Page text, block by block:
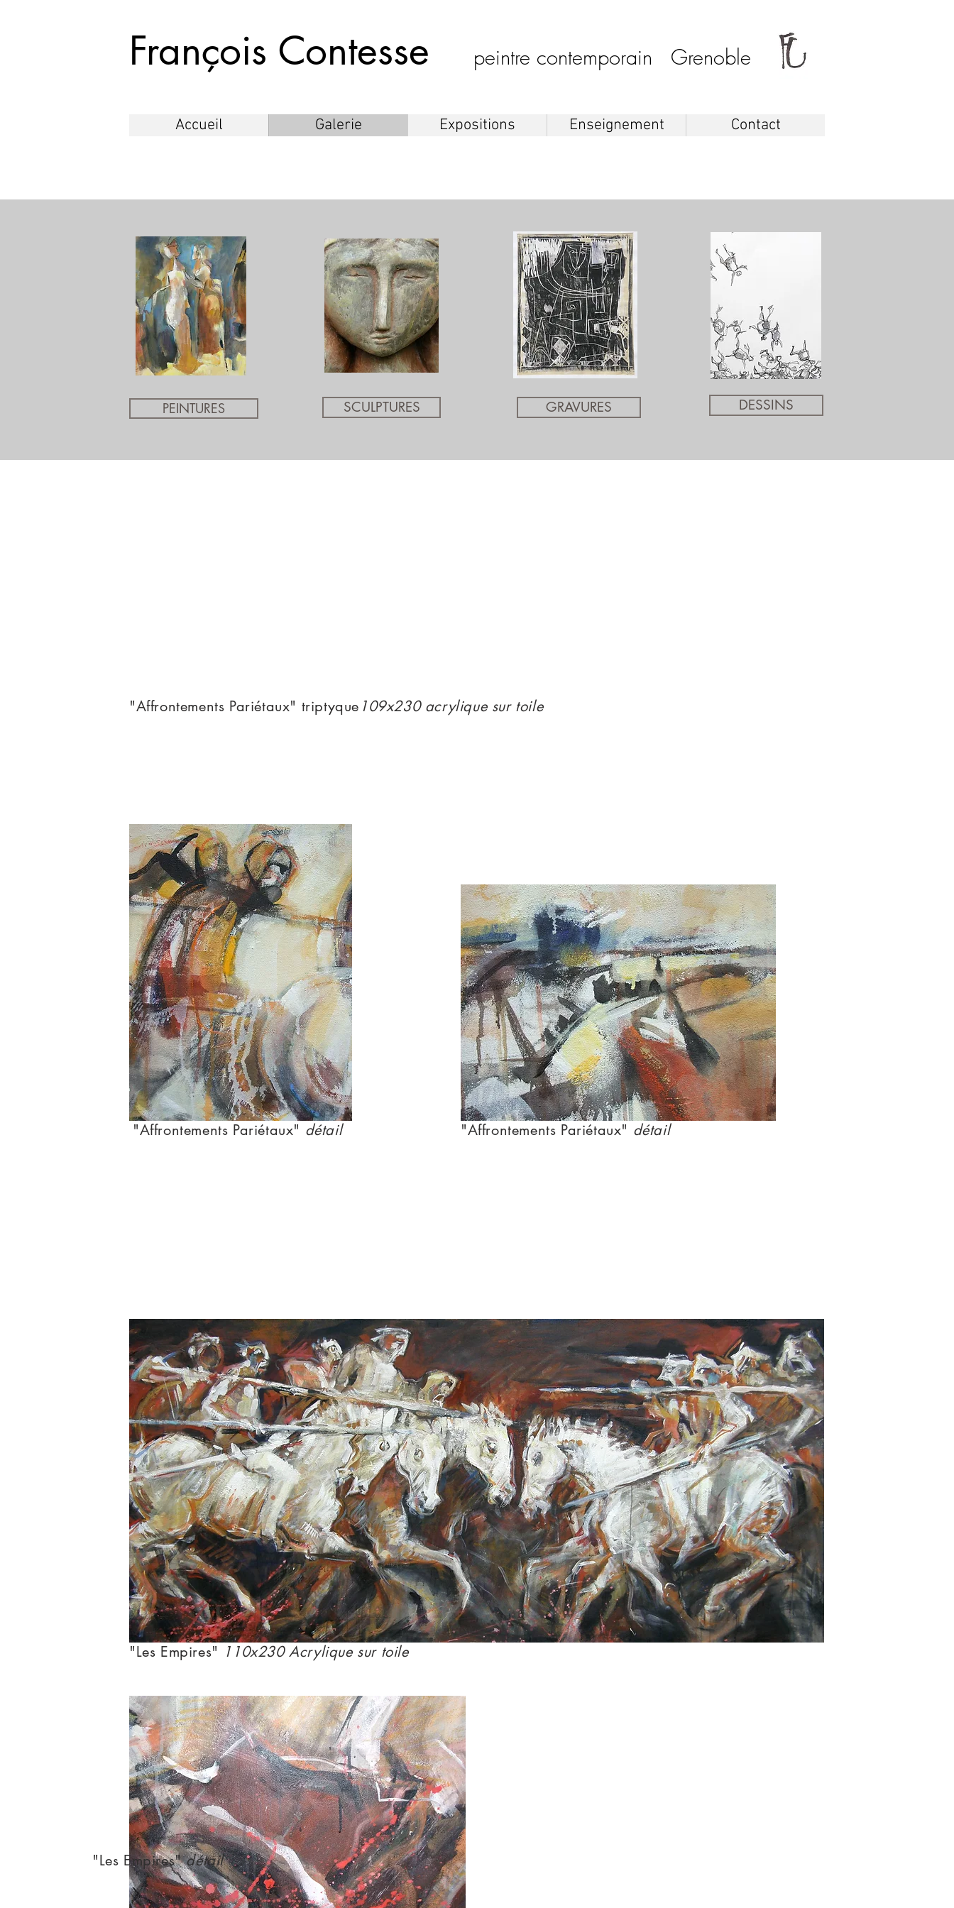
François Contesse peintre contemporain Grenoble
Accueil Galerie Expositions Enseignement Contact
PEINTURES SCULPTURES GRAVURES DESSINS
"Affrontements Pariétaux" triptyque 109x230 acrylique sur toile
"Affrontements Pariétaux"détail
"Affrontements Pariétaux" détail "Affrontements Pariétaux" détail
"Les Empires" 110x230 Acrylique sur toile
"Les Empires"détail